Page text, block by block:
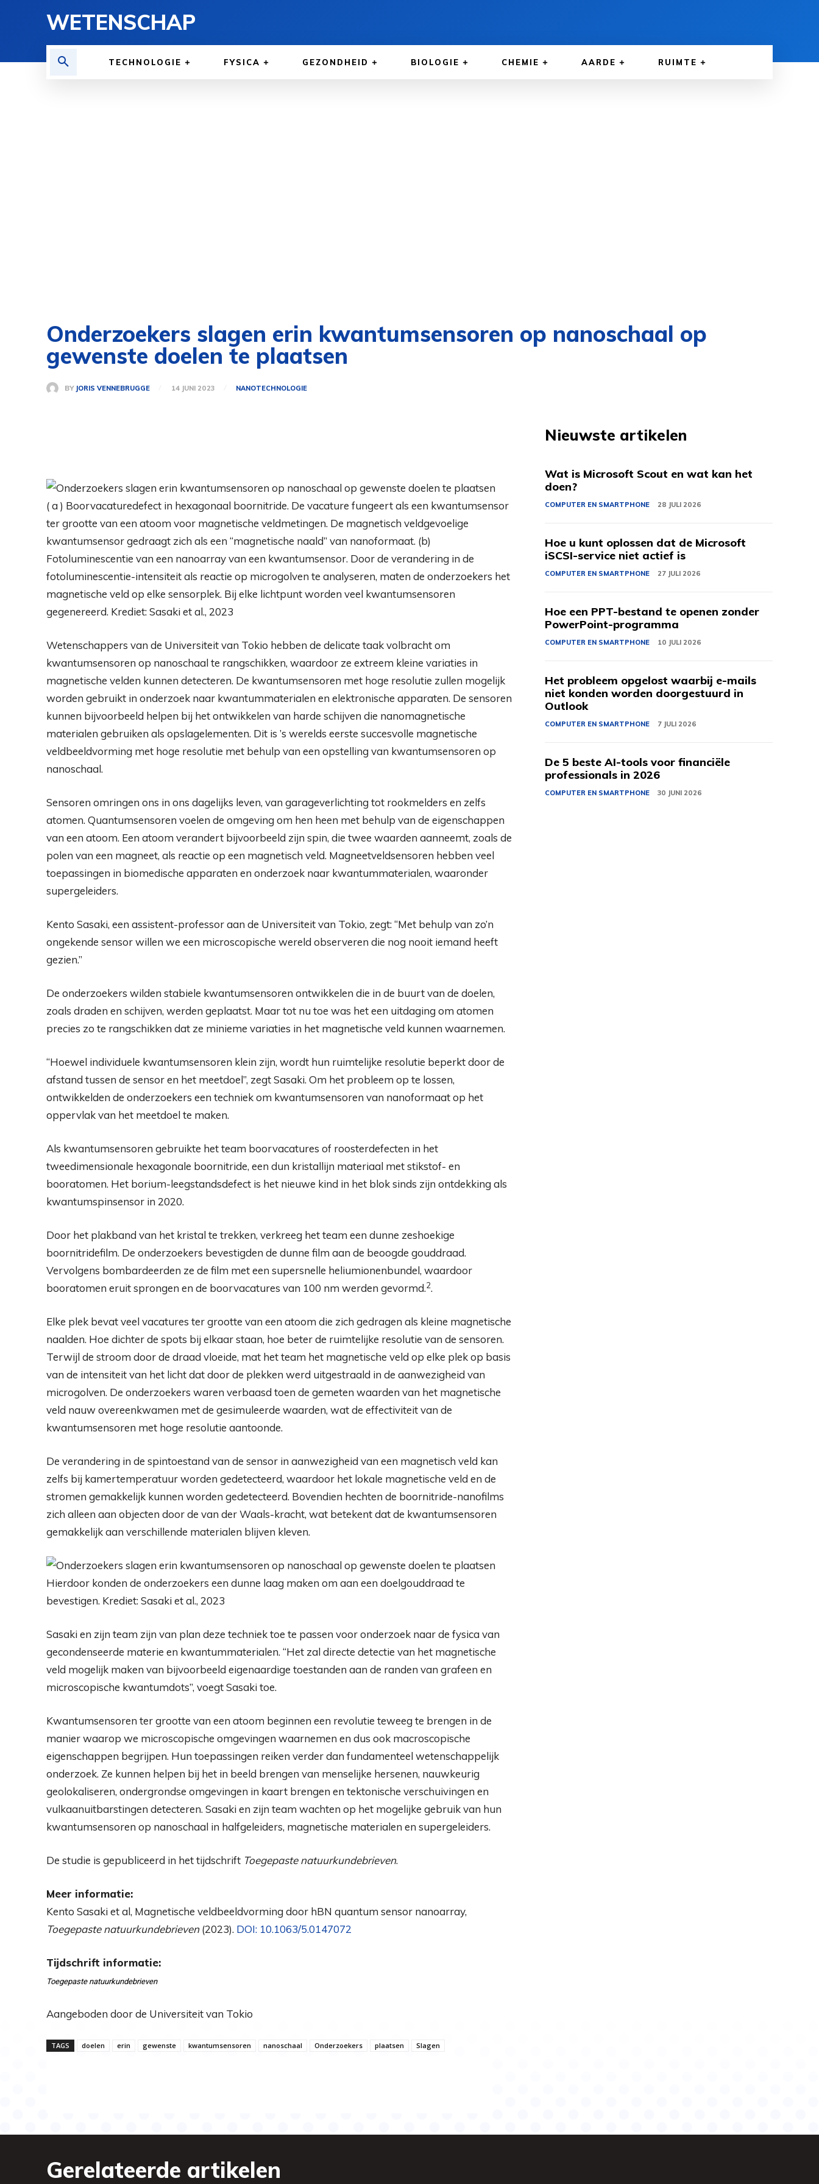
WETENSCHAP
TECHNOLOGIE FYSICA GEZONDHEID BIOLOGIE CHEMIE AARDE RUIMTE
Onderzoekers slagen erin kwantumsensoren op nanoschaal op
gewenste doelen te plaatsen
BY JORIS VENNEBRUGGE 14 JUNI 2023 NANOTECHNOLOGIE
( a ) Boorvacaturedefect in hexagonaal boornitride. De vacature fungeert als een kwantumsensor
ter grootte van een atoom voor magnetische veldmetingen. De magnetisch veldgevoelige
kwantumsensor gedraagt ​​zich als een “magnetische naald” van nanoformaat. (b)
Fotoluminescentie van een nanoarray van een kwantumsensor. Door de verandering in de
fotoluminescentie-intensiteit als reactie op microgolven te analyseren, maten de onderzoekers het
magnetische veld op elke sensorplek. Bij elke lichtpunt worden veel kwantumsensoren
gegenereerd. Krediet: Sasaki et al., 2023
Wetenschappers van de Universiteit van Tokio hebben de delicate taak volbracht om
kwantumsensoren op nanoschaal te rangschikken, waardoor ze extreem kleine variaties in
magnetische velden kunnen detecteren. De kwantumsensoren met hoge resolutie zullen mogelijk
worden gebruikt in onderzoek naar kwantummaterialen en elektronische apparaten. De sensoren
kunnen bijvoorbeeld helpen bij het ontwikkelen van harde schijven die nanomagnetische
materialen gebruiken als opslagelementen. Dit is ’s werelds eerste succesvolle magnetische
veldbeeldvorming met hoge resolutie met behulp van een opstelling van kwantumsensoren op
nanoschaal.
Sensoren omringen ons in ons dagelijks leven, van garageverlichting tot rookmelders en zelfs
atomen. Quantumsensoren voelen de omgeving om hen heen met behulp van de eigenschappen
van een atoom. Een atoom verandert bijvoorbeeld zijn spin, die twee waarden aanneemt, zoals de
polen van een magneet, als reactie op een magnetisch veld. Magneetveldsensoren hebben veel
toepassingen in biomedische apparaten en onderzoek naar kwantummaterialen, waaronder
supergeleiders.
Kento Sasaki, een assistent-professor aan de Universiteit van Tokio, zegt: “Met behulp van zo’n
ongekende sensor willen we een microscopische wereld observeren die nog nooit iemand heeft
gezien.”
De onderzoekers wilden stabiele kwantumsensoren ontwikkelen die in de buurt van de doelen,
zoals draden en schijven, werden geplaatst. Maar tot nu toe was het een uitdaging om atomen
precies zo te rangschikken dat ze minieme variaties in het magnetische veld kunnen waarnemen.
“Hoewel individuele kwantumsensoren klein zijn, wordt hun ruimtelijke resolutie beperkt door de
afstand tussen de sensor en het meetdoel”, zegt Sasaki. Om het probleem op te lossen,
ontwikkelden de onderzoekers een techniek om kwantumsensoren van nanoformaat op het
oppervlak van het meetdoel te maken.
Als kwantumsensoren gebruikte het team boorvacatures of roosterdefecten in het
tweedimensionale hexagonale boornitride, een dun kristallijn materiaal met stikstof- en
booratomen. Het borium-leegstandsdefect is het nieuwe kind in het blok sinds zijn ontdekking als
kwantumspinsensor in 2020.
Door het plakband van het kristal te trekken, verkreeg het team een ​​dunne zeshoekige
boornitridefilm. De onderzoekers bevestigden de dunne film aan de beoogde gouddraad.
Vervolgens bombardeerden ze de film met een supersnelle heliumionenbundel, waardoor
booratomen eruit sprongen en de boorvacatures van 100 nm werden gevormd.2.
Elke plek bevat veel vacatures ter grootte van een atoom die zich gedragen als kleine magnetische
naalden. Hoe dichter de spots bij elkaar staan, hoe beter de ruimtelijke resolutie van de sensoren.
Terwijl de stroom door de draad vloeide, mat het team het magnetische veld op elke plek op basis
van de intensiteit van het licht dat door de plekken werd uitgestraald in de aanwezigheid van
microgolven. De onderzoekers waren verbaasd toen de gemeten waarden van het magnetische
veld nauw overeenkwamen met de gesimuleerde waarden, wat de effectiviteit van de
kwantumsensoren met hoge resolutie aantoonde.
De verandering in de spintoestand van de sensor in aanwezigheid van een magnetisch veld kan
zelfs bij kamertemperatuur worden gedetecteerd, waardoor het lokale magnetische veld en de
stromen gemakkelijk kunnen worden gedetecteerd. Bovendien hechten de boornitride-nanofilms
zich alleen aan objecten door de van der Waals-kracht, wat betekent dat de kwantumsensoren
gemakkelijk aan verschillende materialen blijven kleven.
Hierdoor konden de onderzoekers een dunne laag maken om aan een doelgouddraad te
bevestigen. Krediet: Sasaki et al., 2023
Sasaki en zijn team zijn van plan deze techniek toe te passen voor onderzoek naar de fysica van
gecondenseerde materie en kwantummaterialen. “Het zal directe detectie van het magnetische
veld mogelijk maken van bijvoorbeeld eigenaardige toestanden aan de randen van grafeen en
microscopische kwantumdots”, voegt Sasaki toe.
Kwantumsensoren ter grootte van een atoom beginnen een revolutie teweeg te brengen in de
manier waarop we microscopische omgevingen waarnemen en dus ook macroscopische
eigenschappen begrijpen. Hun toepassingen reiken verder dan fundamenteel wetenschappelijk
onderzoek. Ze kunnen helpen bij het in beeld brengen van menselijke hersenen, nauwkeurig
geolokaliseren, ondergrondse omgevingen in kaart brengen en tektonische verschuivingen en
vulkaanuitbarstingen detecteren. Sasaki en zijn team wachten op het mogelijke gebruik van hun
kwantumsensoren op nanoschaal in halfgeleiders, magnetische materialen en supergeleiders.
De studie is gepubliceerd in het tijdschrift Toegepaste natuurkundebrieven.
Meer informatie:
Kento Sasaki et al, Magnetische veldbeeldvorming door hBN quantum sensor nanoarray,
Toegepaste natuurkundebrieven(2023). DOI: 10.1063/5.0147072
Tijdschrift informatie:
Toegepaste natuurkundebrieven
Aangeboden door de Universiteit van Tokio
TAGS doelen erin gewenste kwantumsensoren nanoschaal Onderzoekers plaatsen Slagen
Nieuwste artikelen
Wat is Microsoft Scout en wat kan het
doen?
COMPUTER EN SMARTPHONE 28 JULI 2026
Hoe u kunt oplossen dat de Microsoft
iSCSI-service niet actief is
COMPUTER EN SMARTPHONE 27 JULI 2026
Hoe een PPT-bestand te openen zonder
PowerPoint-programma
COMPUTER EN SMARTPHONE 10 JULI 2026
Het probleem opgelost waarbij e-mails
niet konden worden doorgestuurd in
Outlook
COMPUTER EN SMARTPHONE 7 JULI 2026
De 5 beste AI-tools voor financiële
professionals in 2026
COMPUTER EN SMARTPHONE 30 JUNI 2026
Gerelateerde artikelen